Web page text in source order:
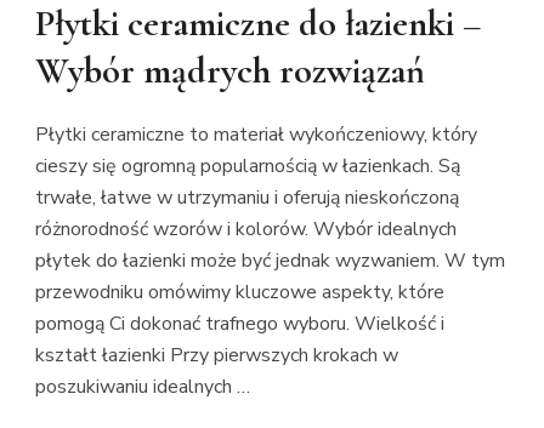
Płytki ceramiczne do łazienki –
Wybór mądrych rozwiązań
Płytki ceramiczne to materiał wykończeniowy, który
cieszy się ogromną popularnością w łazienkach. Są
trwałe, łatwe w utrzymaniu i oferują nieskończoną
różnorodność wzorów i kolorów. Wybór idealnych
płytek do łazienki może być jednak wyzwaniem. W tym
przewodniku omówimy kluczowe aspekty, które
pomogą Ci dokonać trafnego wyboru. Wielkość i
kształt łazienki Przy pierwszych krokach w
poszukiwaniu idealnych …